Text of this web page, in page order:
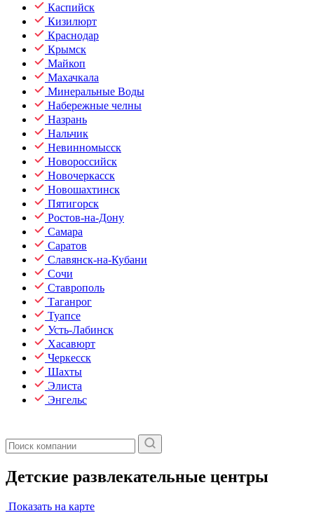
Каспийск
Кизилюрт
Краснодар
Крымск
Майкоп
Махачкала
Минеральные Воды
Набережные челны
Назрань
Нальчик
Невинномысск
Новороссийск
Новочеркасск
Новошахтинск
Пятигорск
Ростов-на-Дону
Самара
Саратов
Славянск-на-Кубани
Сочи
Ставрополь
Таганрог
Туапсе
Усть-Лабинск
Хасавюрт
Черкесск
Шахты
Элиста
Энгельс
Детские развлекательные центры
Показать на карте